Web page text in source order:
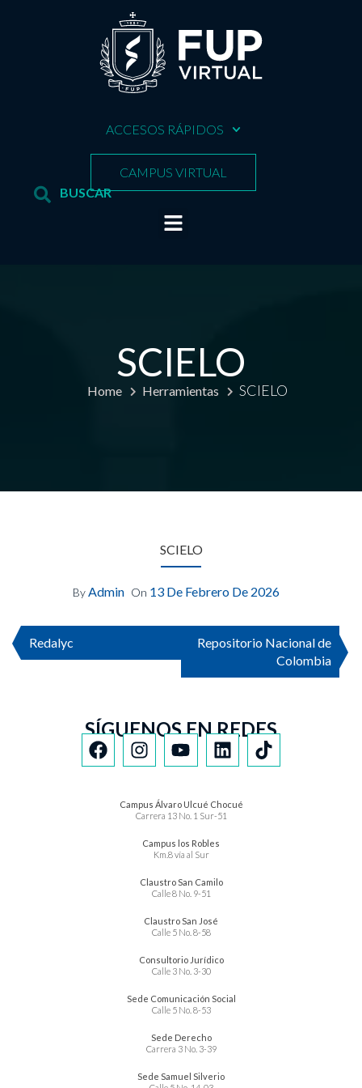
ACCESOS RÁPIDOS
CAMPUS VIRTUAL
SCIELO
Home Herramientas SCIELO
SCIELO
ByAdmin On 13 De Febrero De 2026
Redalyc
Repositorio Nacional de
Colombia
SÍGUENOS EN REDES
Campus Álvaro Ulcué Chocué
Carrera 13 No. 1 Sur-51
Campus los Robles
Km.8 vía al Sur
Claustro San Camilo
Calle 8 No. 9-51
Claustro San José
Calle 5 No. 8-58
Consultorio Jurídico
Calle 3 No. 3-30
Sede Comunicación Social
Calle 5 No. 8-53
Sede Derecho
Carrera 3 No. 3-39
Sede Samuel Silverio